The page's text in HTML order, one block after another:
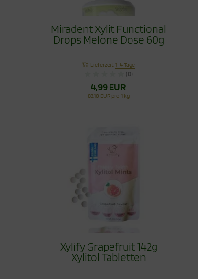
Miradent Xylit Functional
Drops Melone Dose 60g
Lieferzeit:1-4 Tage
(0)
4,99 EUR
83,10 EUR pro 1 kg
Xylify Grapefruit 142g
Xylitol Tabletten